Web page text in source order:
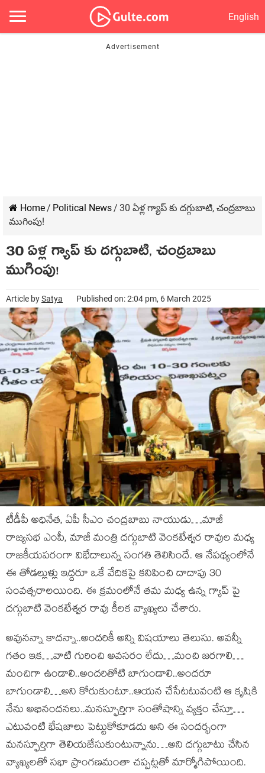
English
Home/ Political News/ 30 ఏళ్ల గ్యాప్ కు దగ్గుబాటి, చంద్రబాబు
ముగింపు!
30 ఏళ్ల గ్యాప్ కు దగ్గుబాటి, చంద్రబాబు
ముగింపు!
Article bySatya Published on: 2:04 pm, 6 March 2025
టీడీపీ అధినేత, ఏపీ సీఎం చంద్రబాబు నాయుడు…మాజీ
రాజ్యసభ ఎంపీ, మాజీ మంత్రి దగ్గుబాటి వెంకటేశ్వర రావుల మధ్య
రాజకీయపరంగా విభేదాలున్న సంగతి తెలిసిందే. ఆ నేపథ్యంలోనే
ఈ తోడల్లుళ్లు ఇద్దరూ ఒకే వేదికపై కనిపించి దాదాపు 30
సంవత్సరాలయింది. ఈ క్రమంలోనే తమ మధ్య ఉన్న గ్యాప్ పై
దగ్గుబాటి వెంకటేశ్వర రావు కీలక వ్యాఖ్యలు చేశారు.
అవునన్నా కాదన్నా..అందరికీ అన్ని విషయాలు తెలుసు. అవన్నీ
గతం ఇక…వాటి గురించి అవసరం లేదు…మంచి జరగాలి…
మంచిగా ఉండాలి..అందరితోటి బాగుండాలి..అందరూ
బాగుండాలి…అని కోరుకుంటూ..ఆయన చేసేటటువంటి ఆ కృషికి
నేను అభినందనలు..మనస్ఫూర్తిగా సంతోషాన్ని వ్యక్తం చేస్తూ…
ఎటువంటి భేషజాలు పెట్టుకోకూడదు అని ఈ సందర్భంగా
మనస్ఫూర్తిగా తెలియజేసుకుంటున్నాను…అని దగ్గుబాటు చేసిన
వ్యాఖ్యలతో సభా ప్రాంగణమంతా చప్పట్లతో మార్మోగిపోయింది.